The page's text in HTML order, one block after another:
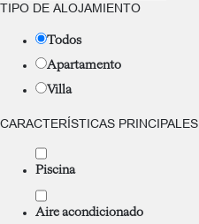
TIPO DE ALOJAMIENTO
Todos
Apartamento
Villa
CARACTERÍSTICAS PRINCIPALES
Piscina
Aire acondicionado